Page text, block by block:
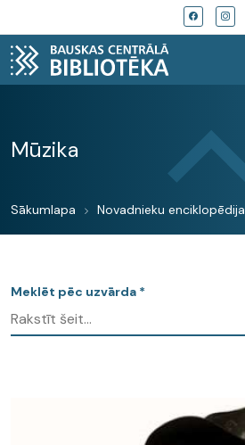
Mūzika
Sākumlapa Novadnieku enciklopēdija
Meklēt pēc uzvārda *